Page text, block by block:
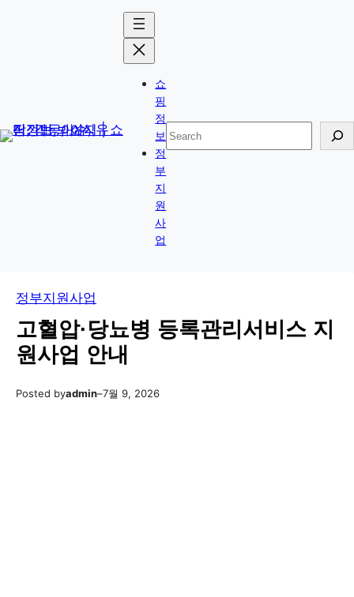
가
쇼
핑
정
보
정
부
지
원
사
업
검
색
정부지원사업
고혈압·당뇨병 등록관리서비스 지
원사업 안내
Posted byadmin–7월 9, 2026